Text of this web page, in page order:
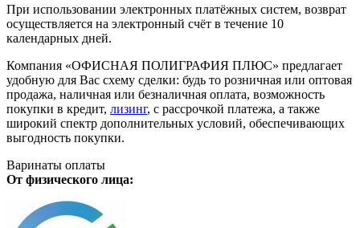
При использовании электронных платёжных систем, возврат
осуществляется на электронный счёт в течение 10
календарных дней.
Компания «ОФИСНАЯ ПОЛИГРАФИЯ ПЛЮС» предлагает
удобную для Вас схему сделки: будь то розничная или оптовая
продажа, наличная или безналичная оплата, возможность
покупки в кредит, лизинг, с рассрочкой платежа, а также
широкий спектр дополнительных условий, обеспечивающих
выгодность покупки.
Варинаты оплаты
От физического лица: